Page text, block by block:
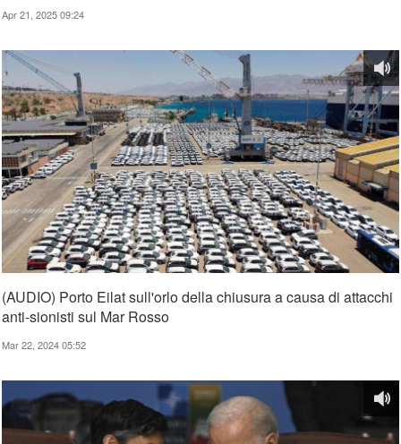
Apr 21, 2025 09:24
(AUDIO) Porto Eilat sull'orlo della chiusura a causa di attacchi
anti-sionisti sul Mar Rosso
Mar 22, 2024 05:52